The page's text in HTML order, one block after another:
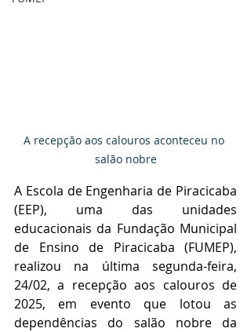
A recepção aos calouros aconteceu no
salão nobre
A Escola de Engenharia de Piracicaba
(EEP), uma das unidades
educacionais da Fundação Municipal
de Ensino de Piracicaba (FUMEP),
realizou na última segunda-feira,
24/02, a recepção aos calouros de
2025, em evento que lotou as
dependências do salão nobre da